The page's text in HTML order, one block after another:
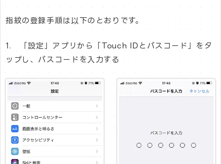
指紋の登録手順は以下のとおりです。
1. 「設定」アプリから「Touch IDとパスコード」をタ
ップし、パスコードを入力する